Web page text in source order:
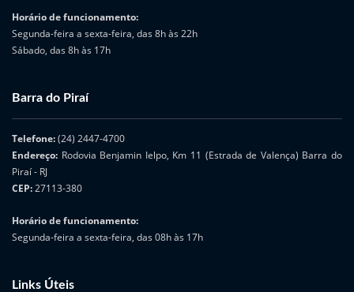
Horário de funcionamento:
Segunda-feira a sexta-feira, das 8h às 22h
Sábado, das 8h às 17h
Barra do Piraí
Telefone:(24) 2447-4700
Endereço: Rodovia Benjamin Ielpo, Km 11 (Estrada de Valença) Barra do
Piraí - RJ
CEP:27113-380
Horário de funcionamento:
Segunda-feira a sexta-feira, das 08h às 17h
Links Úteis